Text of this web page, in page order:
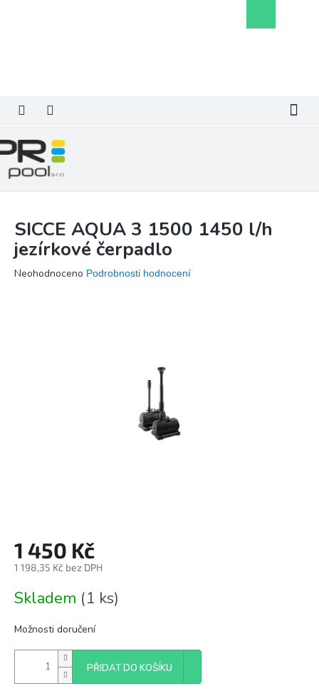
košík
SICCE AQUA 3 1500 1450 l/h
jezírkové čerpadlo
Průměrné
Neohodnoceno Podrobnosti hodnocení
1 450 Kč
1 198,35 Kč bez DPH
cena:
Skladem (1 ks)
Možnosti doručení
PŘIDAT DO KOŠÍKU